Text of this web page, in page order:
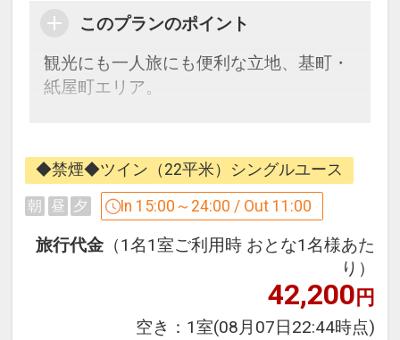
このプランのポイント
観光にも一人旅にも便利な立地、基町・
紙屋町エリア。
着）隣接という
分かりやすい抜群の立地で、迷わず楽々
チェックイン。
皆様の貴重な時間をしっかりとサポート
いたします。
・客室は全て14階、22平米以上
◆禁煙◆ツイン（22平米）シングルユース
朝 昼 夕 In 15:00～24:00 / Out 11:00
旅行代金 （1名1室ご利用時 おとな1名様あた
り）
42,200円
空き： 1室(08月07日22:44時点)